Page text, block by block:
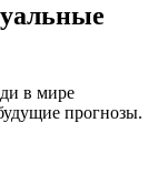
в мире
прогнозы.